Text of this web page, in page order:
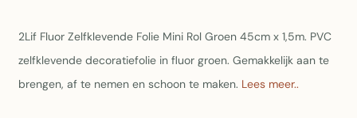
2Lif Fluor Zelfklevende Folie Mini Rol Groen 45cm x 1,5m. PVC
zelfklevende decoratiefolie in fluor groen. Gemakkelijk aan te
brengen, af te nemen en schoon te maken. Lees meer..